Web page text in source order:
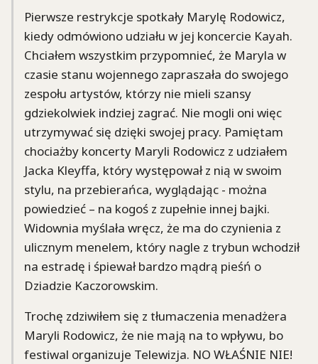
Pierwsze restrykcje spotkały Marylę Rodowicz,
kiedy odmówiono udziału w jej koncercie Kayah.
Chciałem wszystkim przypomnieć, że Maryla w
czasie stanu wojennego zapraszała do swojego
zespołu artystów, którzy nie mieli szansy
gdziekolwiek indziej zagrać. Nie mogli oni więc
utrzymywać się dzięki swojej pracy. Pamiętam
chociażby koncerty Maryli Rodowicz z udziałem
Jacka Kleyffa, który występował z nią w swoim
stylu, na przebierańca, wyglądając - można
powiedzieć – na kogoś z zupełnie innej bajki.
Widownia myślała wręcz, że ma do czynienia z
ulicznym menelem, który nagle z trybun wchodził
na estradę i śpiewał bardzo mądrą pieśń o
Dziadzie Kaczorowskim.
Trochę zdziwiłem się z tłumaczenia menadżera
Maryli Rodowicz, że nie mają na to wpływu, bo
festiwal organizuje Telewizja. NO WŁAŚNIE NIE!